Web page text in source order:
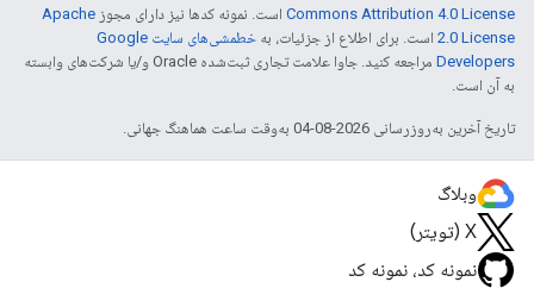
Commons Attribution 4.0 License است. نمونه کدها نیز دارای مجوز Apache
2.0 License است. برای اطلاع از جزئیات، به
خطمشی‌های سایت Google
Developers‏
مراجعه کنید. جاوا علامت تجاری ثبت‌شده Oracle و/یا شرکت‌های وابسته
به آن است.
تاریخ آخرین به‌روزرسانی 2026-08-04 به‌وقت ساعت هماهنگ جهانی.
وبلاگ
X (تویتر)
نمونه کد، نمونه کد